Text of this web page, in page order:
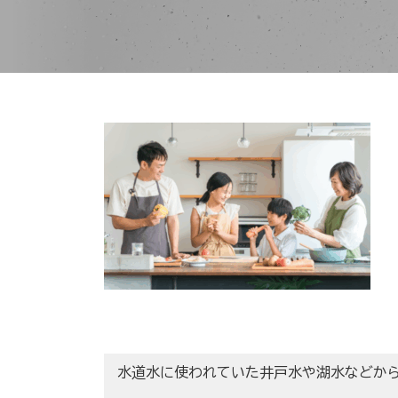
水道水に使われていた井戸水や湖水などか